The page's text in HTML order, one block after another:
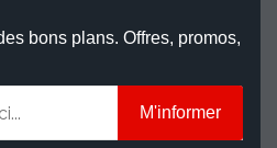
bons plans. Offres, promos,
M'informer